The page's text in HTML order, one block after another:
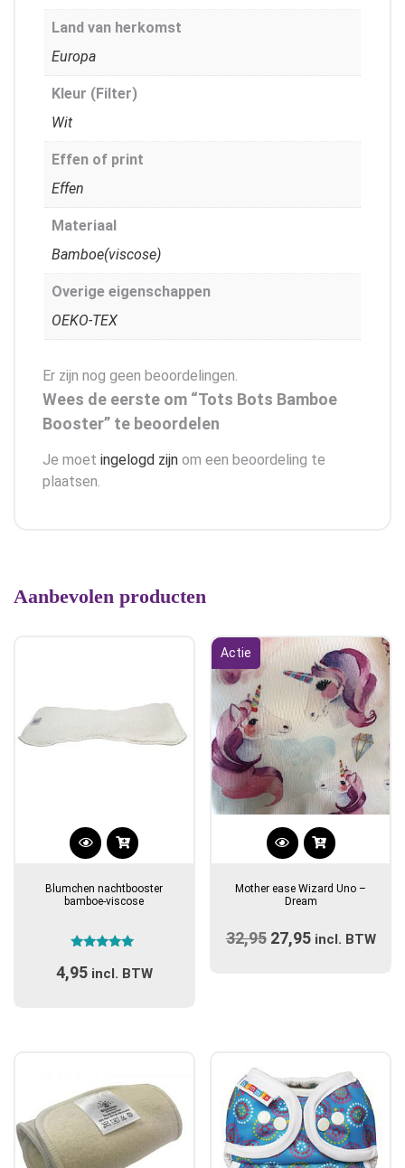
Land van herkomst
Europa
Kleur (Filter)
Wit
Effen of print
Effen
Materiaal
Bamboe(viscose)
Overige eigenschappen
OEKO-TEX
Er zijn nog geen beoordelingen.
Wees de eerste om “Tots Bots Bamboe
Booster” te beoordelen
Je moet ingelogd zijn om een beoordeling te
plaatsen.
Aanbevolen producten
Blumchen nachtbooster
bamboe-viscose
5.00
uit 5
4,95 incl. BTW
Actie
Dit
heeft
variaties.
de
productpagina
Mother ease Wizard Uno –
Dream
32,95 Oorspronkelijke
27,95Huidige
incl. BTW